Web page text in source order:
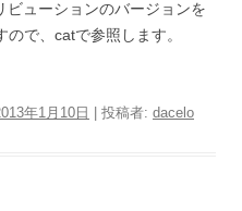
ューションのバージョンを
で、catで参照します。
年1月10日 投稿者: dacelo